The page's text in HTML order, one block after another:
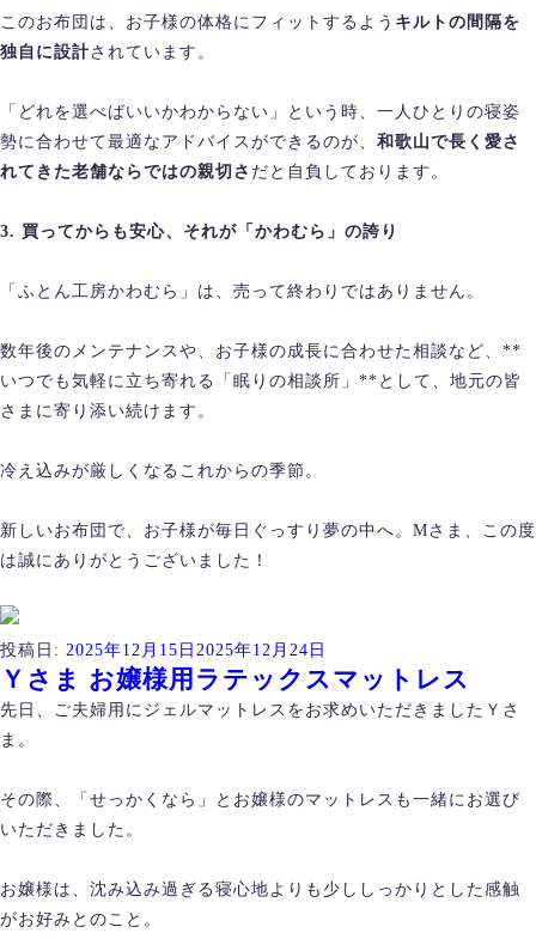
このお布団は、お子様の体格にフィットするよう キルトの間隔を
独自に設計されています。
「どれを選べばいいかわからない」という時、一人ひとりの寝姿
勢に合わせて最適なアドバイスができるのが、 和歌山で長く愛さ
れてきた老舗ならではの親切さ だと自負しております。
3. 買ってからも安心、それが「かわむら」の誇り
「ふとん工房かわむら」は、売って終わりではありません。
数年後のメンテナンスや、お子様の成長に合わせた相談など、**
いつでも気軽に立ち寄れる「眠りの相談所」**として、地元の皆
さまに寄り添い続けます。
冷え込みが厳しくなるこれからの季節。
新しいお布団で、お子様が毎日ぐっすり夢の中へ。Mさま、この度
は誠にありがとうございました！
投稿日: 2025年12月15日 2025年12月24日
Ｙさま お嬢様用ラテックスマットレス
先日、ご夫婦用にジェルマットレスをお求めいただきましたＹさ
ま。
その際、「せっかくなら」とお嬢様のマットレスも一緒にお選び
いただきました。
お嬢様は、沈み込み過ぎる寝心地よりも少ししっかりとした感触
がお好みとのこと。